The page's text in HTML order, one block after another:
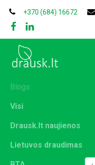
+370 (684) 16672
Blogs:
Visi
Drausk.lt naujienos
Lietuvos draudimas